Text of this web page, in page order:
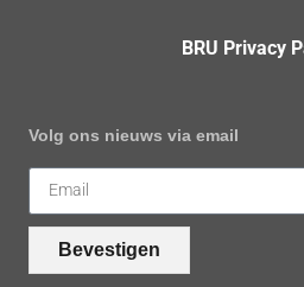
BRU Privacy
Volg ons nieuws via email
Bevestigen